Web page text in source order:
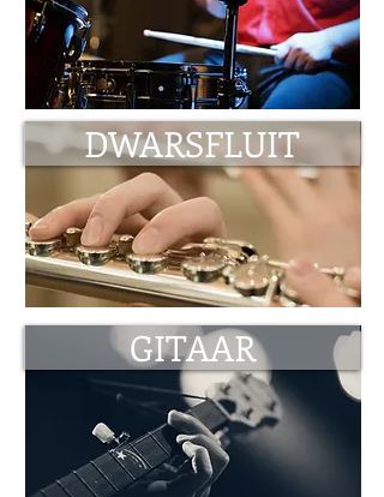
DWARSFLUIT
GITAAR